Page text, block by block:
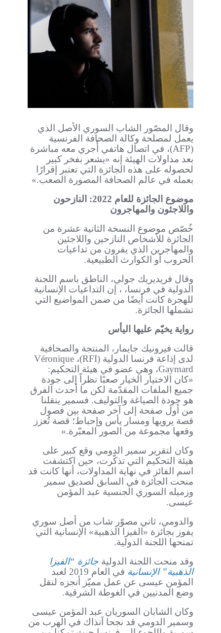
وقال المصّور الشاب السوري الأصل الذي
يعمل لمصلحة وكالة الصحافة الفرنسية
(AFP)، في اتصال هاتفي أُجري معه مباشرة
بعد مداولات الهيئة إنه «يشعر بفخر كبير
لحصوله على هذه الجائزة التي تعتبر إقرارًا
بعمله في عالم الصحافة المصورة الصعب.»
موضوع الجائزة للعام 2022: النازحون
واللاجئون والمهاجرون
خُصّص موضوع النسخة الثانية عشرة من
الجائزة للأشخاص النازحين واللاجئين
والمهاجرين الذي يفرون من تداعيات
الحروب أو الكوارث الطبيعية.
وقال فريديريك جولي، الناطق باسم اللجنة
الدولية في فرنسا، ، إن التداعيات الإنسانية
للهجرة كانت أيضًا من ضمن المواضيع التي
تشملها الجائزة.
رواية يخيّم عليها اليأس
قالت فيرونيك جايمار، المنتجة والصحافية
لدى إذاعة فرنسا الدولية (RFI)، Véronique
Gaymard، وهي عضو في هيئة التحكيم:
«كان الاختيار الخيار صعبًا نظراً إلى جودة
جميع الملفات المقدّمة لكن ما أحدث الفرق
هو جودة الصياغة والتوليف. فسمير ينقلنا
من أول صفحة إلى آخر صفحة بين فصول
قصة يرويها ومسار يأس وإحباط؛ قصة تُعزز
وقعها مجموعة من الصور المعبّرة.»
وكان لتقرير سمير الدومي وقع كبير على
هيئة التحكيم التي تذكّرت، حين اكتشفت
اسم الفائز في نهاية المداولات، أنها كانت قد
منحت الجائزة في السابق لصديق سمير
وزميله السوري الجنسية عبد المؤمن
عيسى.
والدومي، ثاني مصوّر شاب من أصل سوري
يفوز بجائزة «الفيزا الذهبية» الإنسانية التي
تمنحها اللجنة الدولية.
وقد منحت اللجنة الدولية جائزة “الفيزا
الذهبية” الإنسانية
في العام 2019 لعبد
المؤمن عيسى عن عمل مميّز أنجزه لنقل
وضع المدنيين في الغوطة الشرقية.
وكان الشابان السوريان عبد المؤمن عيسى
وسمير الدومي قد نجحا آنذاك في الهرب من